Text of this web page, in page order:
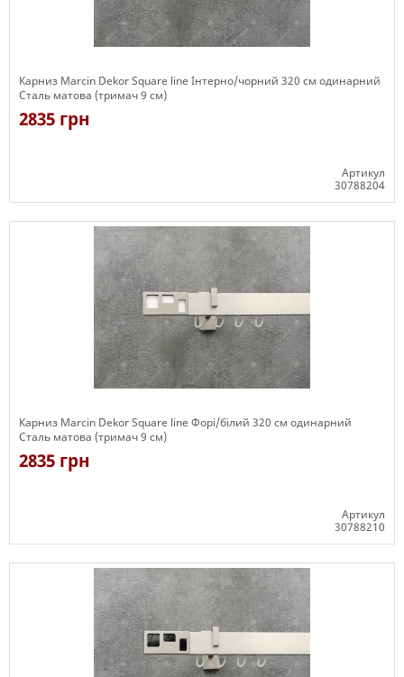
Карниз Marcin Dekor Square line Інтерно/чорний 320 см одинарний
Сталь матова (тримач 9 см)
2835 грн
Артикул
30788204
Карниз Marcin Dekor Square line Форі/білий 320 см одинарний
Сталь матова (тримач 9 см)
2835 грн
Артикул
30788210